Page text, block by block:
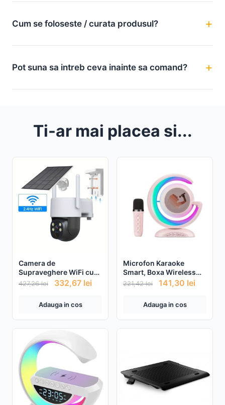
Cum se foloseste / curata produsul?
Pot suna sa intreb ceva inainte sa comand?
Ti-ar mai placea si...
Camera de
Supraveghere WiFi cu
panou Solar, 4MP +
Card de memorie 32gb
427,26lei 332,67 lei
Adauga in cos
Microfon Karaoke
Smart, Boxa Wireless
Cu Lumina RGB Led,
Copii / Adulti, Kit 2 in 1,
221,42lei 141,30 lei
Adauga in cos